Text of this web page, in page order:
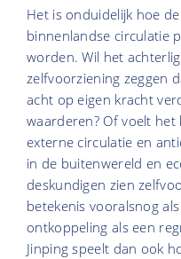
Het is onduidelijk hoe
binnenlandse circulatie
worden. Wil het
zelfvoorziening zeggen
acht op eigen kracht
waarderen? Of voelt
externe circulatie en
in de buitenwereld en
deskundigen zien
betekenis vooralsnog
ontkoppeling als een
Jinping speelt dan ook